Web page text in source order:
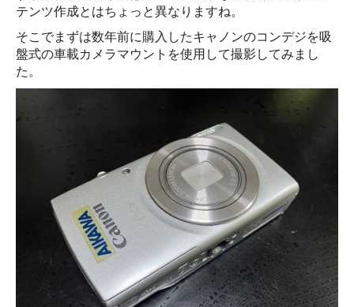
テンツ作成とはちょっと異なりますね。
そこでまずは数年前に購入したキャノンのコンデジを吸
盤式の車載カメラマウントを使用して撮影してみまし
た。